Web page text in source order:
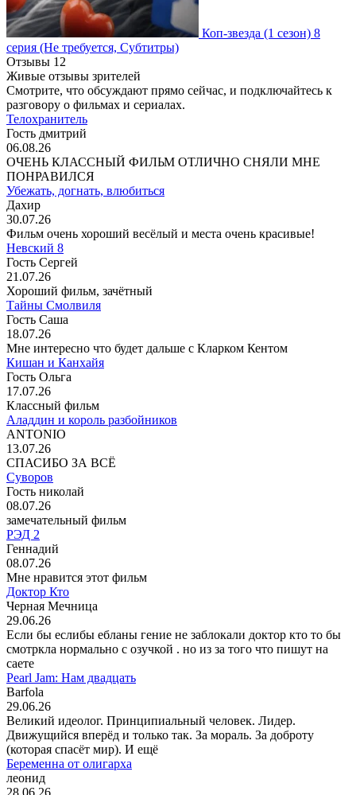
Коп-звезда (1 сезон) 8
серия (Не требуется, Субтитры)
Отзывы 12
Живые отзывы зрителей
Смотрите, что обсуждают прямо сейчас, и подключайтесь к
разговору о фильмах и сериалах.
Телохранитель
Гость дмитрий
06.08.26
ОЧЕНЬ КЛАССНЫЙ ФИЛЬМ ОТЛИЧНО СНЯЛИ МНЕ
ПОНРАВИЛСЯ
Убежать, догнать, влюбиться
Дахир
30.07.26
Фильм очень хороший весёлый и места очень красивые!
Невский 8
Гость Сергей
21.07.26
Хороший фильм, зачётный
Тайны Смолвиля
Гость Саша
18.07.26
Мне интересно что будет дальше с Кларком Кентом
Кишан и Канхайя
Гость Ольга
17.07.26
Классный фильм
Аладдин и король разбойников
ANTONIO
13.07.26
СПАСИБО ЗА ВСЁ
Суворов
Гость николай
08.07.26
замечательный фильм
РЭД 2
Геннадий
08.07.26
Мне нравится этот фильм
Доктор Кто
Черная Мечница
29.06.26
Если бы еслибы ебланы гение не заблокали доктор кто то бы
смотркла нормально с озучкой . но из за того что пишут на
саете
Pearl Jam: Нам двадцать
Barfola
29.06.26
Великий идеолог. Принципиальный человек. Лидер.
Движущийся вперёд и только так. За мораль. За доброту
(которая спасёт мир). И ещё
Беременна от олигарха
леонид
28.06.26